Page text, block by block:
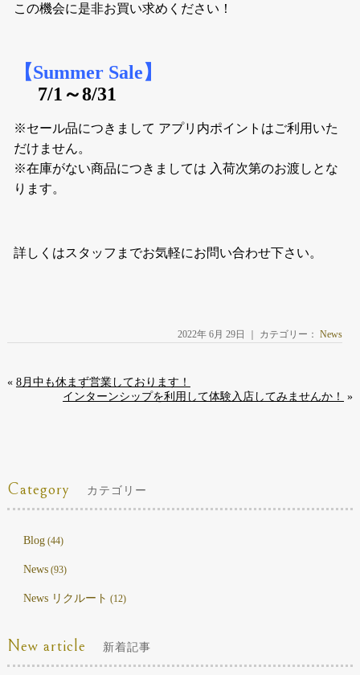
この機会に是非お買い求めください！
【Summer Sale】
7/1～8/31
※セール品につきまして アプリ内ポイントはご利用いた
だけません。
※在庫がない商品につきましては 入荷次第のお渡しとな
ります。
詳しくはスタッフまでお気軽にお問い合わせ下さい。
2022年 6月 29日 ｜ カテゴリー：News
« 8月中も休まず営業しております！
インターンシップを利用して体験入店してみませんか！
»
Category カテゴリー
Blog(44)
News(93)
News リクルート (12)
New article 新着記事